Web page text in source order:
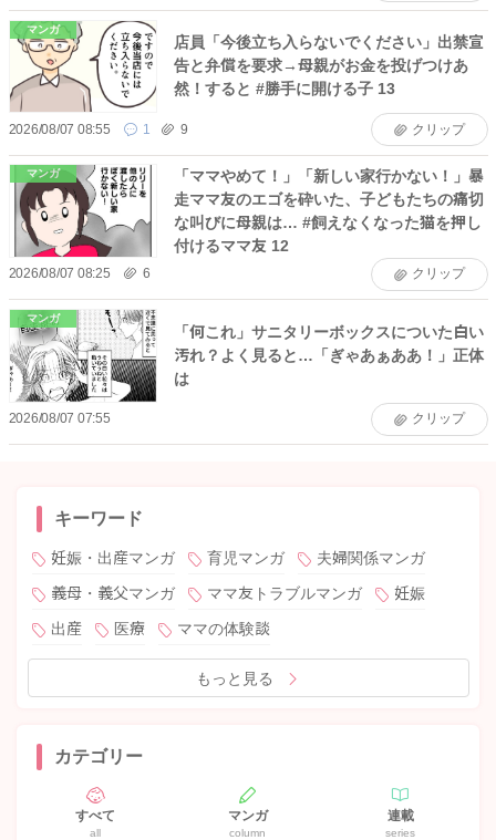
マンガ
店員「今後立ち入らないでください」出禁宣
告と弁償を要求→母親がお金を投げつけあ
然！すると #勝手に開ける子 13
2026/08/07 08:55 1 9 クリップ
マンガ
「ママやめて！」「新しい家行かない！」暴
走ママ友のエゴを砕いた、子どもたちの痛切
な叫びに母親は… #飼えなくなった猫を押し
付けるママ友 12
2026/08/07 08:25 6 クリップ
マンガ
「何これ」サニタリーボックスについた白い
汚れ？よく見ると…「ぎゃあぁああ！」正体
は
2026/08/07 07:55 クリップ
キーワード
妊娠・出産マンガ 育児マンガ
夫婦関係マンガ
義母・義父マンガ
ママ友トラブルマンガ
妊娠
出産
医療 ママの体験談
もっと見る
カテゴリー
すべて
all
マンガ
column
連載
series